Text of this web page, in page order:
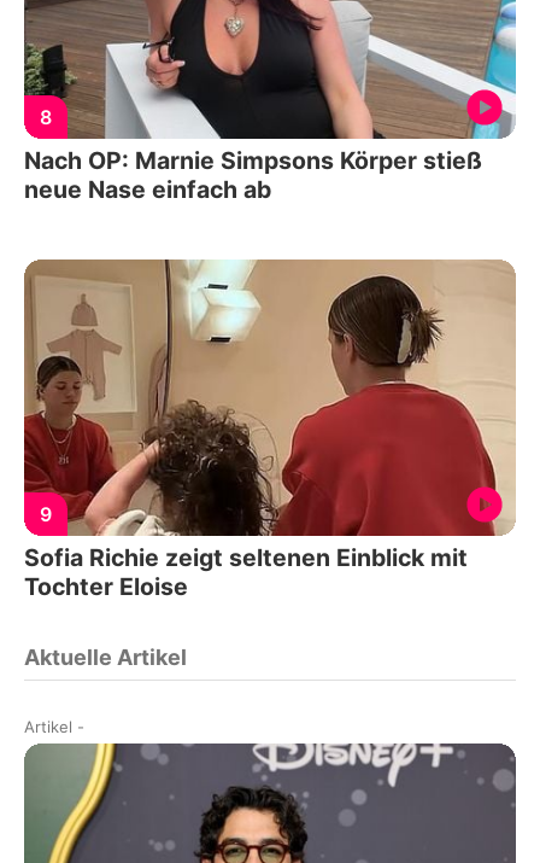
8
Nach OP: Marnie Simpsons Körper stieß
neue Nase einfach ab
9
Sofia Richie zeigt seltenen Einblick mit
Tochter Eloise
Aktuelle Artikel
Artikel -